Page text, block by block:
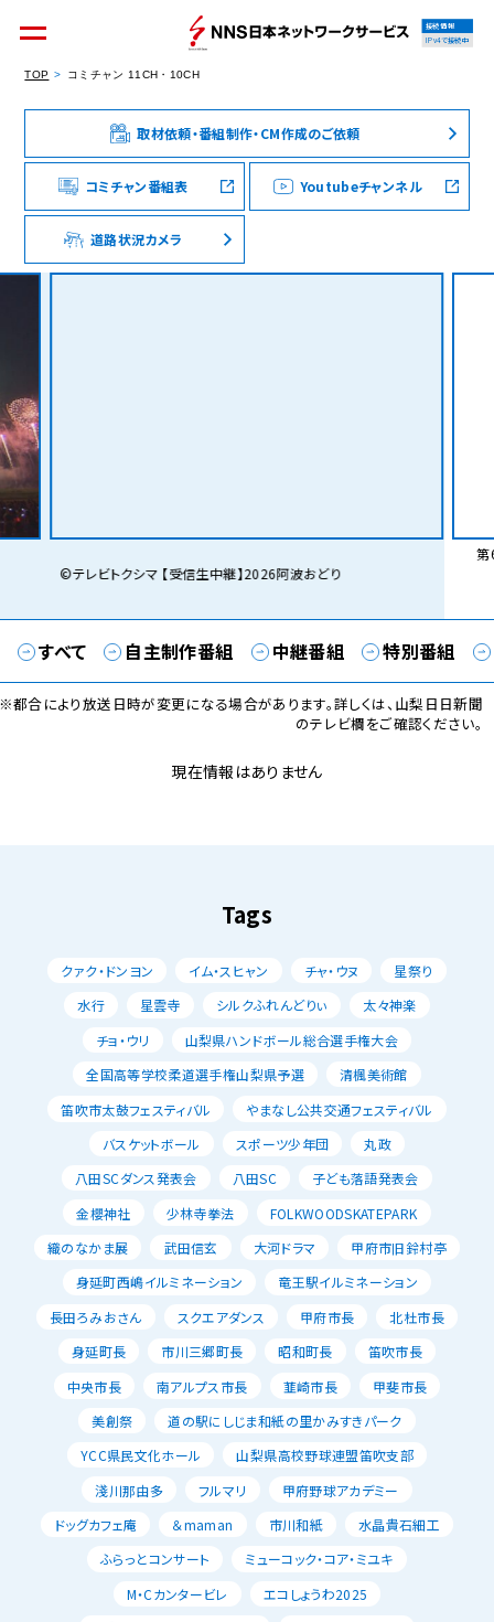
個人のお客様 集合住宅オーナーの方
法人のお客様 料金シミュレーション
接続情報
IPv4で接続中
TOP コミチャン 11CH・10CH
取材依頼・番組制作・CM作成のご依頼
コミチャン番組表 Youtubeチャンネル
道路状況カメラ
©テレビトクシマ 【受信生中継】2026阿波おどり
第
すべて 自主制作番組 中継番組 特別番組
都合により放送日時が変更になる場合があります。詳しくは、山梨日日新聞
のテレビ欄をご確認ください。
現在情報はありません
Tags
クァク・ドンヨン イム・スヒャン チャ・ウヌ
星祭り
水行
星雲寺 シルクふれんどりぃ
太々神楽
チョ・ウリ
山梨県ハンドボール総合選手権大会
全国高等学校柔道選手権山梨県予選
清楓美術館
笛吹市太鼓フェスティバル
やまなし公共交通フェスティバル
バスケットボール
スポーツ少年団
丸政
八田SCダンス発表会
八田SC
子ども落語発表会
金櫻神社
少林寺拳法
FOLKWOODSKATEPARK
織のなかま展
武田信玄 大河ドラマ
甲府市旧鈴村亭
身延町西嶋イルミネーション
竜王駅イルミネーション
長田ろみおさん
スクエアダンス 甲府市長
北杜市長
身延町長
市川三郷町長 昭和町長
笛吹市長
中央市長
南アルプス市長 韮崎市長
甲斐市長
美創祭
道の駅にしじま和紙の里かみすきパーク
YCC県民文化ホール
山梨県高校野球連盟笛吹支部
淺川那由多
フルマリ
甲府野球アカデミー
ドッグカフェ庵
＆maman 市川和紙
水晶貴石細工
ふらっとコンサート
ミューコック・コア・ミユキ
M・Cカンタービレ
エコしょうわ2025